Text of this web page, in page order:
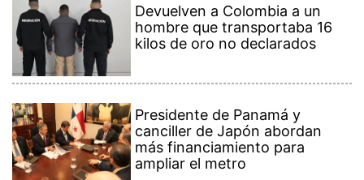
Devuelven a Colombia a un
hombre que transportaba 16
kilos de oro no declarados
Presidente de Panamá y
canciller de Japón abordan
más financiamiento para
ampliar el metro